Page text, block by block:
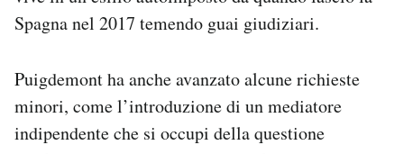
Spagna nel 2017 temendo guai giudiziari.
Puigdemont ha anche avanzato alcune richieste
minori, come l’introduzione di un mediatore
indipendente che si occupi della questione